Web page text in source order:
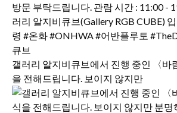
갤러리 알지비큐브에서 진행 중인 〈바
을 전해드립니다. 보이지 않지만